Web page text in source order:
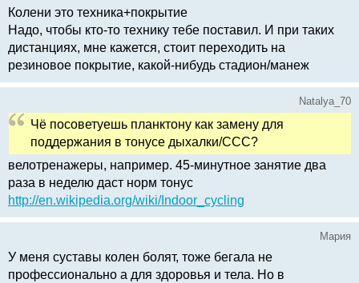
Колени это техника+покрытие
Надо, чтобы кто-то технику тебе поставил. И при таких
дистанциях, мне кажется, стоит переходить на
резиновое покрытие, какой-нибудь стадион/манеж
Natalya_70
Чё посоветуешь планктону как замену для
поддержания в тонусе дыхалки/ССС?
велотренажеры, например. 45-минутное занятие два
раза в неделю даст норм тонус
http://en.wikipedia.org/wiki/Indoor_cycling
Мария
У меня суставы колен болят, тоже бегала не
профессионально а для здоровья и тела. Но в